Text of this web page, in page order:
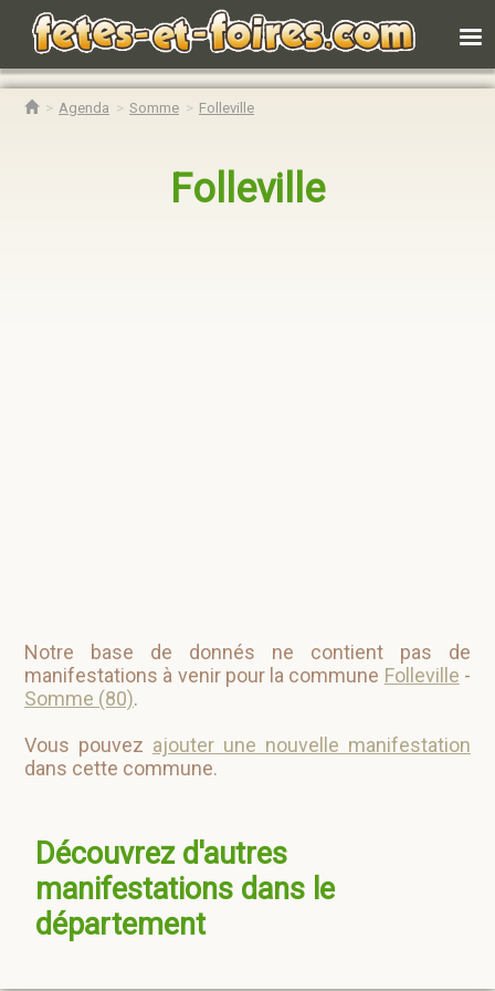
Agenda Somme Folleville
Folleville
Notre base de donnés ne contient pas de
manifestations à venir pour la commune Folleville -
Somme (80).
Vous pouvez ajouter une nouvelle manifestation
dans cette commune.
Découvrez d'autres
manifestations dans le
département